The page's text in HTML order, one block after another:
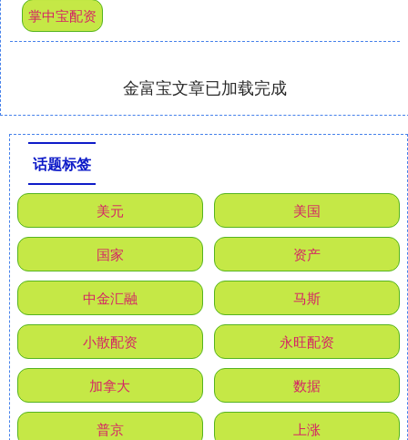
掌中宝配资
金富宝文章已加载完成
话题标签
美元 美国
国家 资产
中金汇融 马斯
小散配资 永旺配资
加拿大 数据
普京 上涨